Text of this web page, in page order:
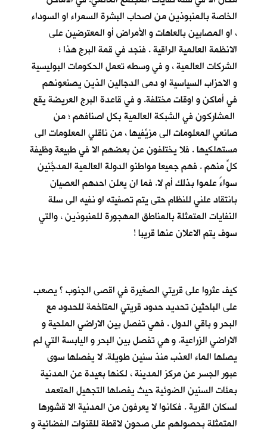
الخاصة بالمنبوذين من اصحاب البشرة السمراء او السوداء
، او المصابين بالعاهات و الأمراض أو المعترضين على
الانظمة العالمية الراقية . فنجد في قمة البرج هذا ؛
الشركات العالمية ، و في وسطه تعمل الحكومات البوليسية
و الاحزاب السياسية او دمى الدجالين الذين يصنعونهم
في أماكن و اوقات مختلفة. و في قاعدة البرج العريضة يقع
المشاركون في الشبكة العالمية بكل اصنافهم ؛ من
صانعي المعلومات الى مزيِّفيها ، من ناقلي المعلومات الى
مستهلكيها . فلا يختلفون عن بعضهم الا في طبيعة وظيفة
كلٍّ منهم . فهم جميعا مواطنو الدولة العالمية المدجَّنين
سواءً علموا بذلك أم لا. فما ان يعلن احدهم العصيان
بانتقاد علني للنظام حتى يتم تصفيته او نفيه الى سلة
النفايات المتمثلة بالمناطق المهجورة للمنبوذين ، والتي
سوف يتم الاعلان عنها قريبا !
كيف عثروا على قريتي الصغيرة في اقصى الجنوب ؟ يصعب
على الباحثين تحديد حدود قريتي المتاخمة للحدود مع
البحر و باقي الدول . فهي تفصل بين الاراضي الملحية و
الاراضي الزراعية. و هي تفصل بين البحر و اليابسة التي لم
يصلها الماء العذب منذ سنين طويلة. لا يفصلها سوى
عبور الجسر عن مركز المدينة ، لكنها بعيدة عن المدنية
بمئات السنين الضوئية حيث يفصلها التجهيل المتعمد
لسكان القرية . فكانوا لا يعرفون من المدنية الا قشورها
المتمثلة بحصولهم على صحون لاقطة للقنوات الفضائية و